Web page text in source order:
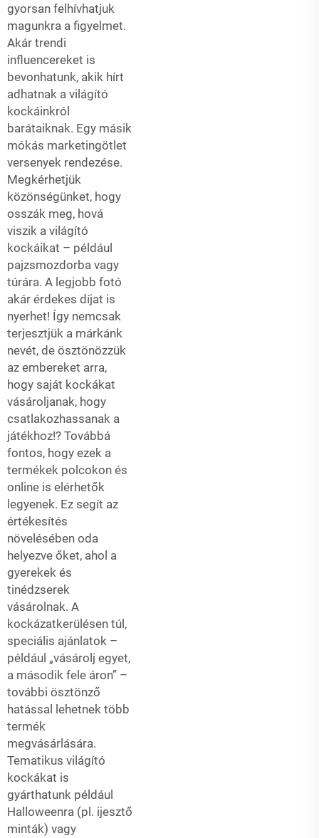
gyorsan felhívhatjuk
magunkra a figyelmet.
Akár trendi
influencereket is
bevonhatunk, akik hírt
adhatnak a világító
kockáinkról
barátaiknak. Egy másik
mókás marketingötlet
versenyek rendezése.
Megkérhetjük
közönségünket, hogy
osszák meg, hová
viszik a világító
kockáikat – például
pajzsmozdorba vagy
túrára. A legjobb fotó
akár érdekes díjat is
nyerhet! Így nemcsak
terjesztjük a márkánk
nevét, de ösztönözzük
az embereket arra,
hogy saját kockákat
vásároljanak, hogy
csatlakozhassanak a
játékhoz!? Továbbá
fontos, hogy ezek a
termékek polcokon és
online is elérhetők
legyenek. Ez segít az
értékesítés
növelésében oda
helyezve őket, ahol a
gyerekek és
tinédzserek
vásárolnak. A
kockázatkerülésen túl,
speciális ajánlatok –
például „vásárolj egyet,
a második fele áron” –
további ösztönző
hatással lehetnek több
termék
megvásárlására.
Tematikus világító
kockákat is
gyárthatunk például
Halloweenra (pl. ijesztő
minták) vagy